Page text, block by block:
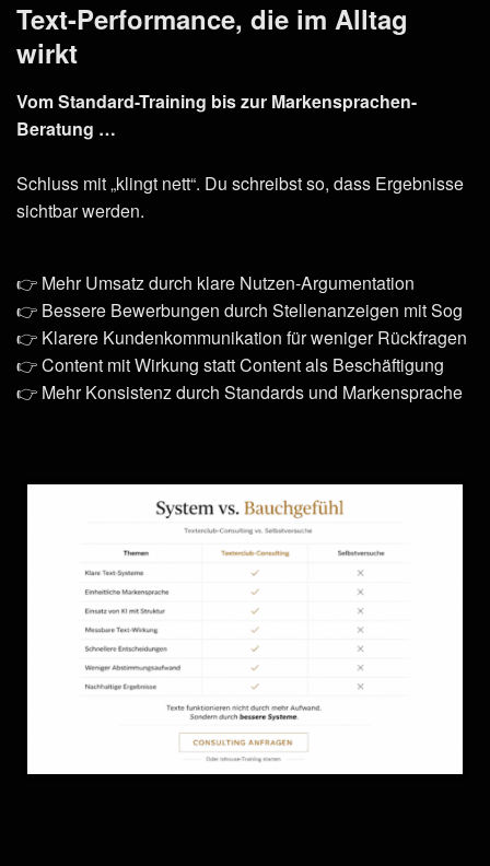
Text-Performance, die im Alltag
wirkt
Vom Standard-Training bis zur Markensprachen-
Beratung …
Schluss mit „klingt nett“. Du schreibst so, dass Ergebnisse
sichtbar werden.
👉 Mehr Umsatz durch klare Nutzen-Argumentation
👉 Bessere Bewerbungen durch Stellenanzeigen mit Sog
👉 Klarere Kundenkommunikation für weniger Rückfragen
👉 Content mit Wirkung statt Content als Beschäftigung
👉 Mehr Konsistenz durch Standards und Markensprache